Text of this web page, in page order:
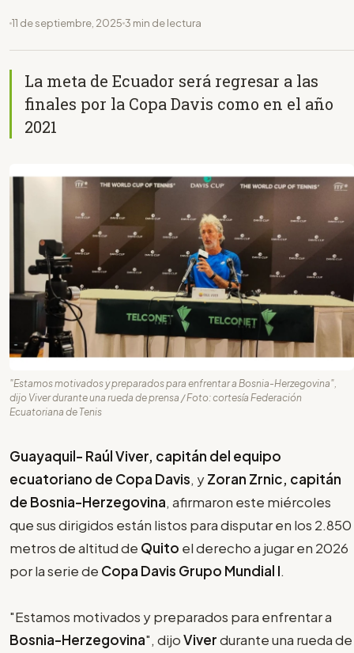
11 de septiembre, 2025 3 min de lectura
La meta de Ecuador será regresar a las
finales por la Copa Davis como en el año
2021
"Estamos motivados y preparados para enfrentar a Bosnia-Herzegovina",
dijo Viver durante una rueda de prensa / Foto: cortesía Federación
Ecuatoriana de Tenis
Guayaquil- Raúl Viver, capitán del equipo
ecuatoriano de Copa Davis, yZoran Zrnic, capitán
de Bosnia-Herzegovina, afirmaron este miércoles
que sus dirigidos están listos para disputar en los 2.850
metros de altitud de Quito el derecho a jugar en 2026
por la serie de Copa Davis Grupo Mundial I.
"Estamos motivados y preparados para enfrentar a
Bosnia-Herzegovina", dijoViverdurante una rueda de